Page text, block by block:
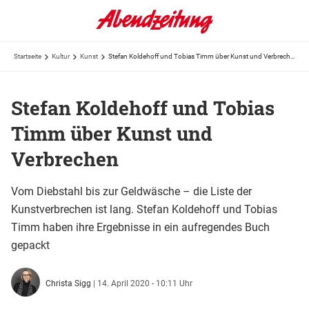
Startseite Kultur Kunst
Stefan Koldehoff und Tobias
Timm über Kunst und
Verbrechen
Vom Diebstahl bis zur Geldwäsche – die Liste der
Kunstverbrechen ist lang. Stefan Koldehoff und Tobias
Timm haben ihre Ergebnisse in ein aufregendes Buch
gepackt
Christa Sigg | 14. April 2020 - 10:11 Uhr